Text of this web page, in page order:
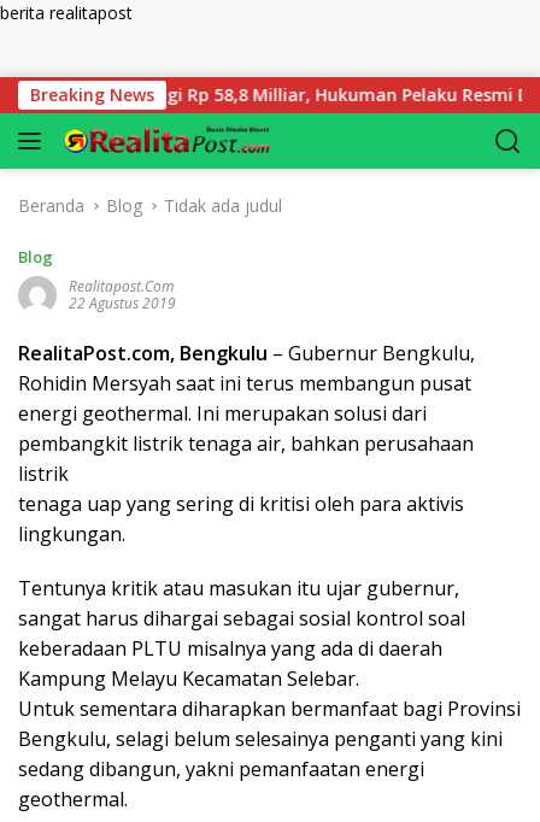
berita realitapost
Breaking News
Ganti Rugi Rp 58,8 Milliar, Hukuman Pelaku Resmi
Beranda Blog Tidak ada judul
Blog
Realitapost.com
22 Agustus 2019
RealitaPost.com, Bengkulu – Gubernur Bengkulu,
Rohidin Mersyah saat ini terus membangun pusat
energi geothermal. Ini merupakan solusi dari
pembangkit listrik tenaga air, bahkan perusahaan
listrik
tenaga uap yang sering di kritisi oleh para aktivis
lingkungan.
Tentunya kritik atau masukan itu ujar gubernur,
sangat harus dihargai sebagai sosial kontrol soal
keberadaan PLTU misalnya yang ada di daerah
Kampung Melayu Kecamatan Selebar.
Untuk sementara diharapkan bermanfaat bagi Provinsi
Bengkulu, selagi belum selesainya penganti yang kini
sedang dibangun, yakni pemanfaatan energi
geothermal.